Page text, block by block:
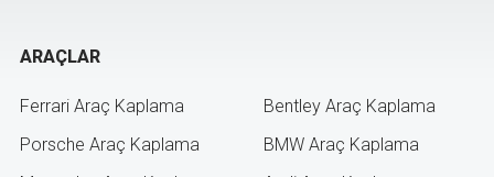
ARAÇLAR
Ferrari Araç Kaplama
Bentley Araç Kaplama
Porsche Araç Kaplama
BMW Araç Kaplama